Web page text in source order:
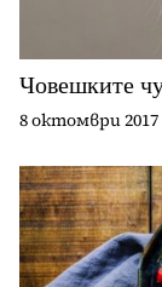
Човешките
8 октомври 2017